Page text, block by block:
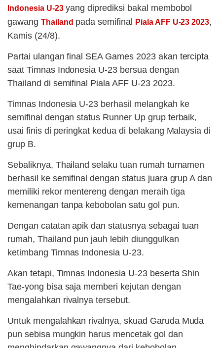
Indonesia U-23yang diprediksi bakal membobol
gawang Thailand pada semifinal Piala AFF U-23 2023,
Kamis (24/8).
Partai ulangan final SEA Games 2023 akan tercipta
saat Timnas Indonesia U-23 bersua dengan
Thailand di semifinal Piala AFF U-23 2023.
Timnas Indonesia U-23 berhasil melangkah ke
semifinal dengan status Runner Up grup terbaik,
usai finis di peringkat kedua di belakang Malaysia di
grup B.
Sebaliknya, Thailand selaku tuan rumah turnamen
berhasil ke semifinal dengan status juara grup A dan
memiliki rekor mentereng dengan meraih tiga
kemenangan tanpa kebobolan satu gol pun.
Dengan catatan apik dan statusnya sebagai tuan
rumah, Thailand pun jauh lebih diunggulkan
ketimbang Timnas Indonesia U-23.
Akan tetapi, Timnas Indonesia U-23 beserta Shin
Tae-yong bisa saja memberi kejutan dengan
mengalahkan rivalnya tersebut.
Untuk mengalahkan rivalnya, skuad Garuda Muda
pun sebisa mungkin harus mencetak gol dan